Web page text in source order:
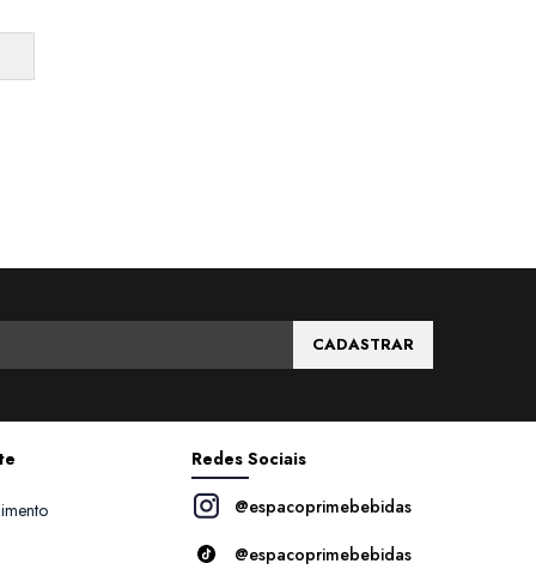
CADASTRAR
Redes Sociais
@espacoprimebebidas
@espacoprimebebidas